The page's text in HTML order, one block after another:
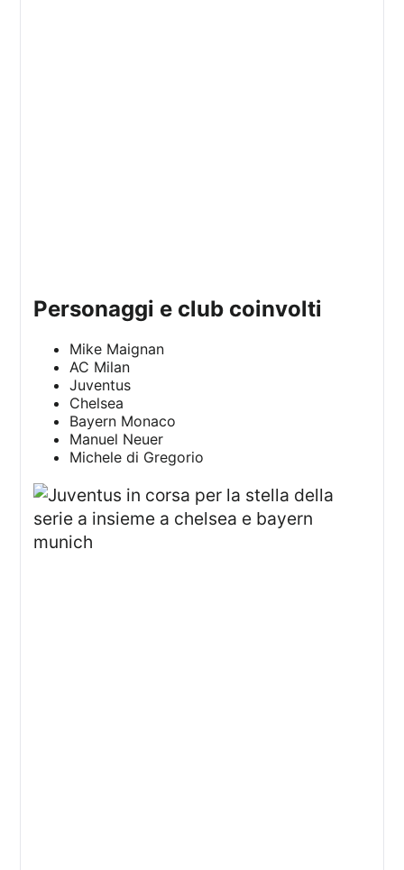
personaggi e club coinvolti
Mike Maignan
AC Milan
Juventus
Chelsea
Bayern Monaco
Manuel Neuer
Michele di Gregorio